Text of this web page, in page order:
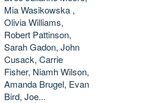
Mia Wasikowska ,
Olivia Williams,
Robert Pattinson,
Sarah Gadon, John
Cusack, Carrie
Fisher, Niamh Wilson,
Amanda Brugel, Evan
Bird, Joe...